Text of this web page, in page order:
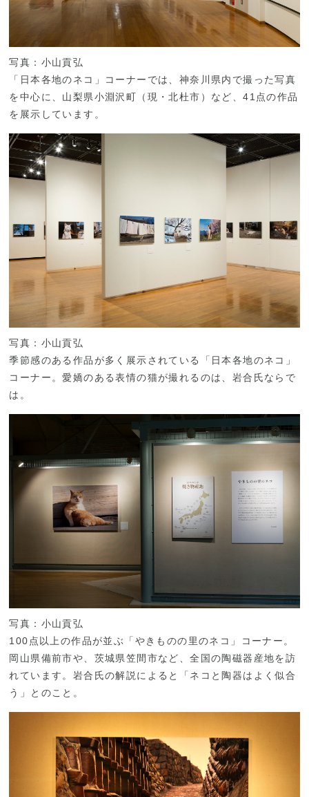
写真：小山貢弘
「日本各地のネコ」コーナーでは、神奈川県内で撮った写真
を中心に、山梨県小淵沢町（現・北杜市）など、41点の作品
を展示しています。
写真：小山貢弘
季節感のある作品が多く展示されている「日本各地のネコ」
コーナー。愛嬌のある表情の猫が撮れるのは、岩合氏ならで
は。
写真：小山貢弘
100点以上の作品が並ぶ「やきものの里のネコ」コーナー。
岡山県備前市や、茨城県笠間市など、全国の陶磁器産地を訪
れています。岩合氏の解説によると「ネコと陶器はよく似合
う」とのこと。